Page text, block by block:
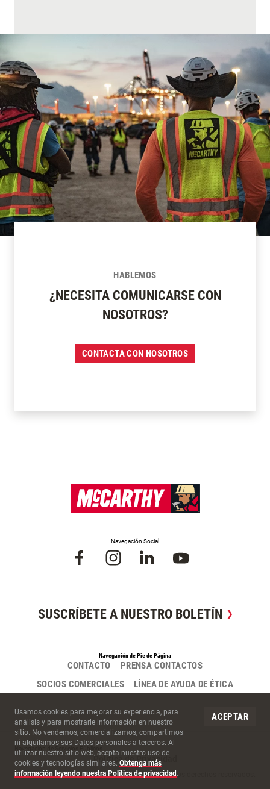
Cookies del Sitio
Usamos cookies para mejorar su experiencia, para
análisis y para mostrarle información en nuestro
sitio. No vendemos, comercializamos, compartimos
ni alquilamos sus Datos personales a terceros. Al
utilizar nuestro sitio web, acepta nuestro uso de
cookies y tecnologías similares. Obtenga más
información leyendo nuestra Política de privacidad .
ACEPTAR
HABLEMOS
¿NECESITA COMUNICARSE CON
NOSOTROS?
CONTACTA CON NOSOTROS
Navegación Social
SUSCRÍBETE A NUESTRO BOLETÍN
Navegación de Pie de Página
CONTACTO
PRENSA CONTACTOS
SOCIOS COMERCIALES
LÍNEA DE AYUDA DE ÉTICA
Navegación de Servicios Públicos
Política de Privacidad
©2026 McCarthy Building Companies, Inc. Todos los derechos reservados.